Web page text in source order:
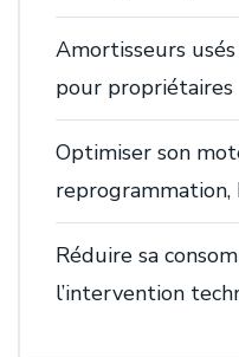
Amortisseurs
pour propriétaires
Optimiser son
reprogrammation,
Réduire sa
l’intervention